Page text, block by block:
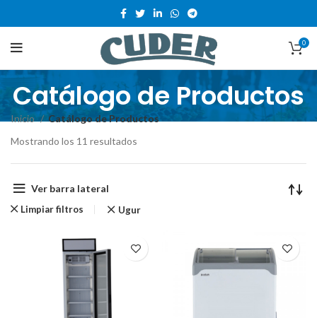
0
Catálogo de Productos
Inicio
Catálogo de Productos
Mostrando los 11 resultados
Ver barra lateral
Limpiar filtros Ugur